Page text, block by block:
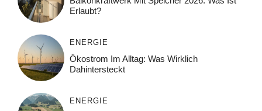
Erlaubt?
ENERGIE
Ökostrom Im Alltag: Was Wirklich
Dahintersteckt
ENERGIE